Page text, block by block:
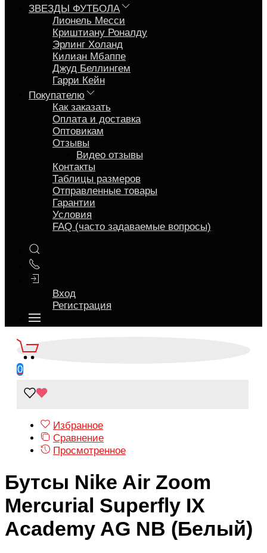
ЗВЕЗДЫ ФУТБОЛА
Лионель Месси
Криштиану Роналду
Эрлинг Холанд
Килиан Мбаппе
Джуд Беллингем
Гарри Кейн
Покупателю
Как заказать
Оплата и доставка
Оптовикам
Отзывы
Видео отзывы
Контакты
Таблицы размеров
Отправленные товары
Гарантии
Условия
FAQ (часто задаваемые вопросы)
Вход
Регистрация
0
Избранное
Сравнение
Просмотренное
Бутсы Nike Air Zoom
Mercurial Superfly IX
Academy AG NB (Белый)